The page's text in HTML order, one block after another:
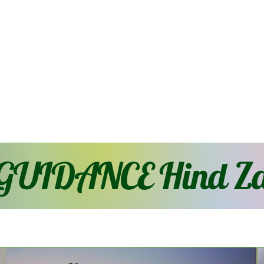
Hind